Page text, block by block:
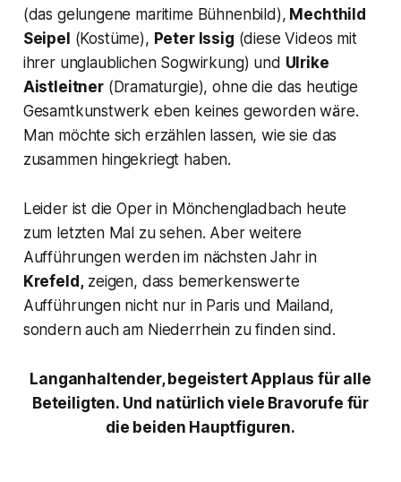
(das gelungene maritime Bühnenbild), Mechthild
Seipel (Kostüme), Peter Issig (diese Videos mit
ihrer unglaublichen Sogwirkung) und Ulrike
Aistleitner(Dramaturgie), ohne die das heutige
Gesamtkunstwerk eben keines geworden wäre.
Man möchte sich erzählen lassen, wie sie das
zusammen hingekriegt haben.
Leider ist die Oper in Mönchengladbach heute
zum letzten Mal zu sehen. Aber weitere
Aufführungen werden im nächsten Jahr in
Krefeld,zeigen, dass bemerkenswerte
Aufführungen nicht nur in Paris und Mailand,
sondern auch am Niederrhein zu finden sind.
Langanhaltender, begeistert Applaus für alle
Beteiligten. Und natürlich viele Bravorufe für
die beiden Hauptfiguren.